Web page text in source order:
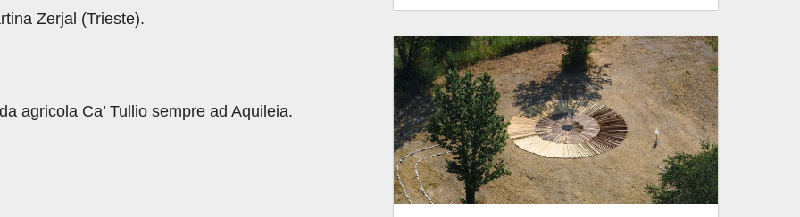
Zerjal (Trieste).
agricola Ca’ Tullio sempre ad Aquileia.